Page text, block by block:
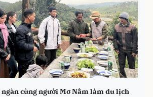
ngàn cùng người Mơ Nâm làm du lịch